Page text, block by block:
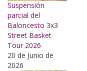
Suspensión
parcial del
Baloncesto 3x3
Street Basket
Tour 2026
20 de Junio de
2026